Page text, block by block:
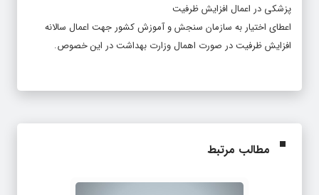
پزشکی در اعمال افزایش ظرفیت
اعطای اختیار به سازمان سنجش و آموزش کشور جهت اعمال سالانه
افزایش ظرفیت در صورت اهمال وزارت بهداشت در این خصوص.
مطالب مرتبط